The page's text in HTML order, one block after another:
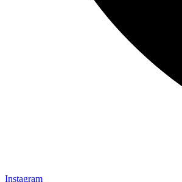
Instagram